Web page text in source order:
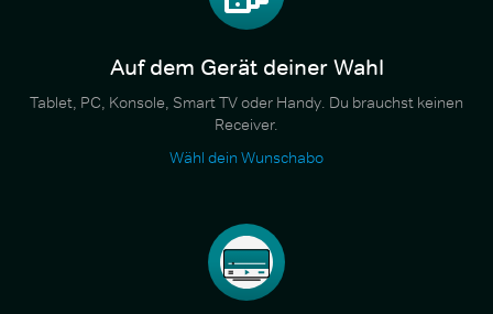
Auf dem Gerät deiner Wahl
Tablet, PC, Konsole, Smart TV oder Handy. Du brauchst keinen
Receiver.
Wähl dein Wunschabo